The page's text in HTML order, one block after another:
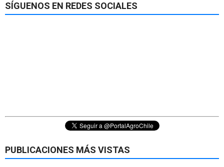
SÍGUENOS EN REDES SOCIALES
PUBLICACIONES MÁS VISTAS